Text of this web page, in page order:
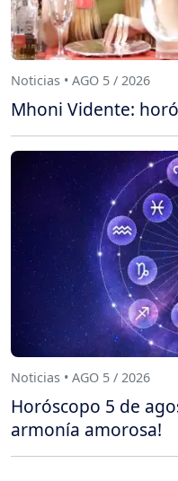
Noticias • AGO 5 / 2026
Mhoni Vidente:
Noticias • AGO 5 / 2026
Horóscopo 5 de
armonía amorosa!